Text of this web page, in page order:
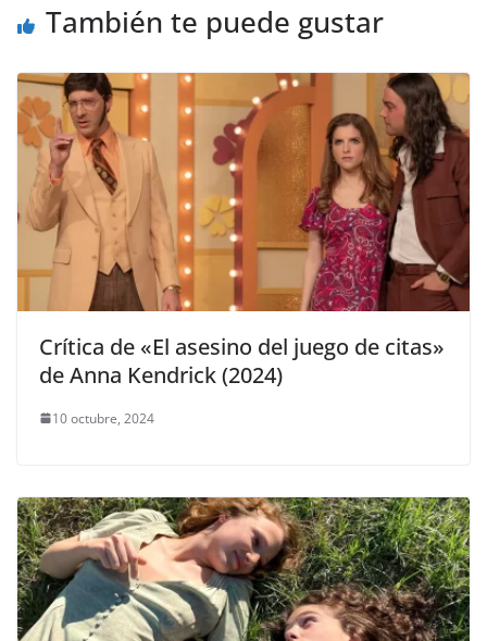
También te puede gustar
Crítica de «El asesino del juego de citas»
de Anna Kendrick (2024)
10 octubre, 2024